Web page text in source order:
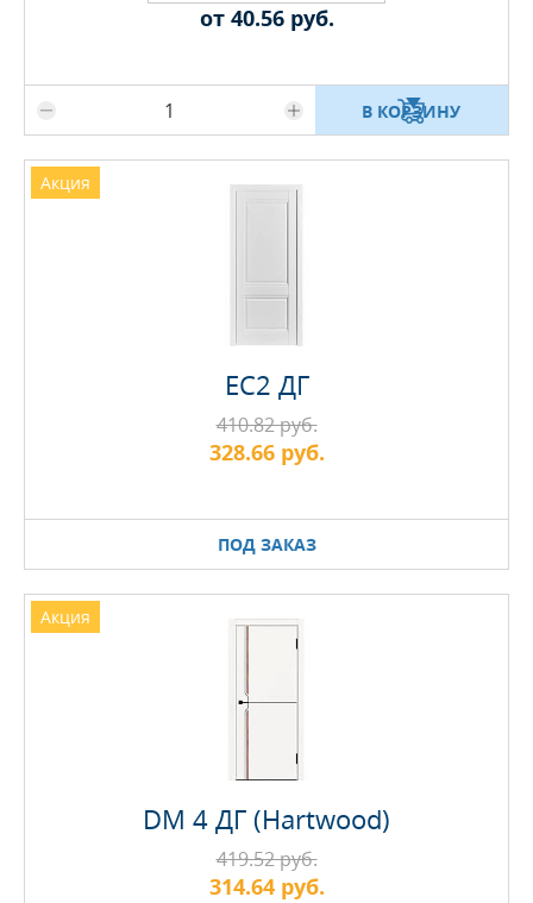
В КОРЗИНУ
от 40.56 руб.
Акция
EC2 ДГ
ПОД ЗАКАЗ
410.82 руб.
328.66 руб.
Акция
DM 4 ДГ (Hartwood)
419.52 руб.
314.64 руб.